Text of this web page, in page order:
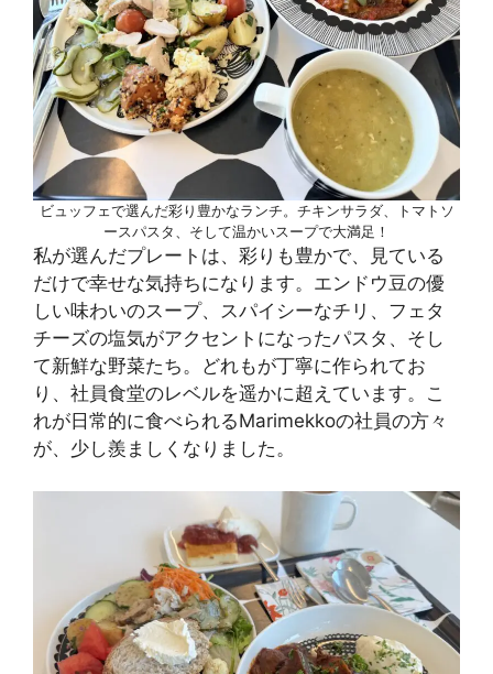
ビュッフェで選んだ彩り豊かなランチ。チキンサラダ、トマトソ
ースパスタ、そして温かいスープで大満足！
私が選んだプレートは、彩りも豊かで、見ている
だけで幸せな気持ちになります。エンドウ豆の優
しい味わいのスープ、スパイシーなチリ、フェタ
チーズの塩気がアクセントになったパスタ、そし
て新鮮な野菜たち。どれもが丁寧に作られてお
り、社員食堂のレベルを遥かに超えています。こ
れが日常的に食べられるMarimekkoの社員の方々
が、少し羨ましくなりました。